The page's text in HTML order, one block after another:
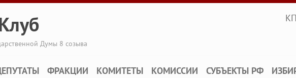
Думы 8 созыва
navigationФРАКЦИИ КОМИТЕТЫ КОМИССИИ СУБЪЕКТЫ РФ